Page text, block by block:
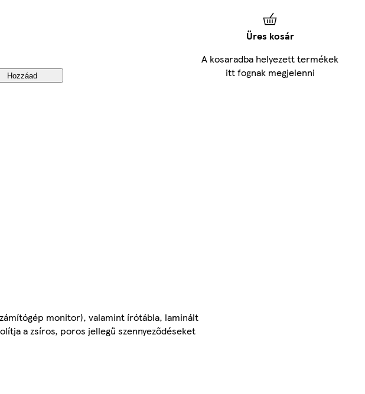
Hozzáad
monitor), valamint írótábla, laminált
a zsíros, poros jellegű szennyeződéseket
Üres kosár
A kosaradba helyezett termékek
itt fognak megjelenni